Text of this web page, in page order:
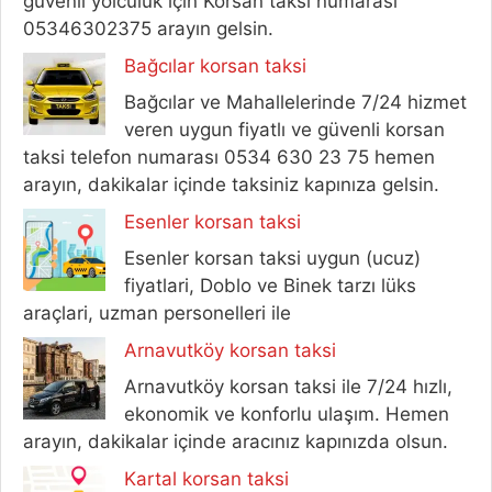
05346302375 arayın gelsin.
Bağcılar korsan taksi
Bağcılar ve Mahallelerinde 7/24 hizmet
veren uygun fiyatlı ve güvenli korsan
taksi telefon numarası 0534 630 23 75 hemen
arayın, dakikalar içinde taksiniz kapınıza gelsin.
Esenler korsan taksi
Esenler korsan taksi uygun (ucuz)
fiyatlari, Doblo ve Binek tarzı lüks
araçlari, uzman personelleri ile
Arnavutköy korsan taksi
Arnavutköy korsan taksi ile 7/24 hızlı,
ekonomik ve konforlu ulaşım. Hemen
arayın, dakikalar içinde aracınız kapınızda olsun.
Kartal korsan taksi